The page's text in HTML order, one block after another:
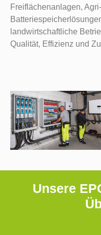
Freiflächenanlagen,
landwirtschaftliche
Qualität, Effizienz und
Unsere